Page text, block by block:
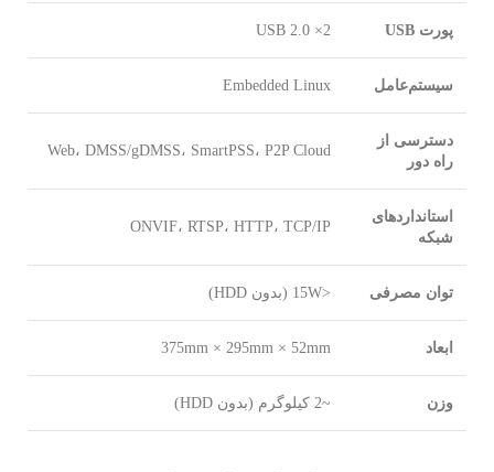
پورت USB 2× USB 2.0
سیستم‌عامل Embedded Linux
دسترسی از
راه دور
Web، DMSS/gDMSS، SmartPSS، P2P Cloud
استانداردهای
شبکه
ONVIF، RTSP، HTTP، TCP/IP
توان مصرفی <15W (بدون HDD)
ابعاد 375mm × 295mm × 52mm
وزن ~2 کیلوگرم (بدون HDD)